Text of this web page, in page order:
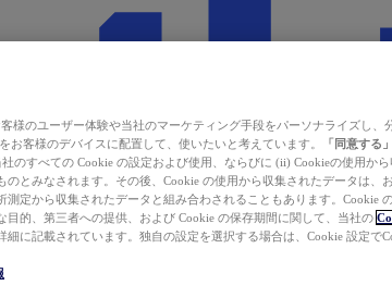
様のユーザー体験や当社のマーケティング手段をパーソナライズし、
お客様のデバイスに配置して、使いたいと考えています。
「同意する」
のすべての Cookie の設定および使用、ならびに (ii) Cookieの使用か
のとみなされます。その後、Cookie の使用から収集されたデータは、
測定から収集されたデータと組み合わされることもあります。Cookie
目的、第三者への提供、および Cookie の保存期間に関して、当社の
細に記載されています。独自の設定を選択する場合は、Cookie 設定で